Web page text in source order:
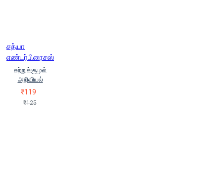
சத்யா
எண்டர்பிரைசஸ்
சுற்றுச்சூழல்
அறிவியல்
₹119
₹125